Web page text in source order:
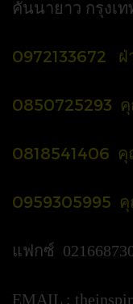
คันนายาว กรุงเท
0972133672 ฝ่
0850725293
0818541406
0959305995 คุ
แฟกซ์
EMAIL :